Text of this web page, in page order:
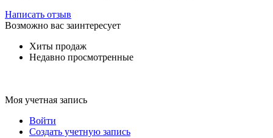
Написать отзыв
Возможно вас заинтересует
Хиты продаж
Недавно просмотренные
Моя учетная запись
Войти
Создать учетную запись